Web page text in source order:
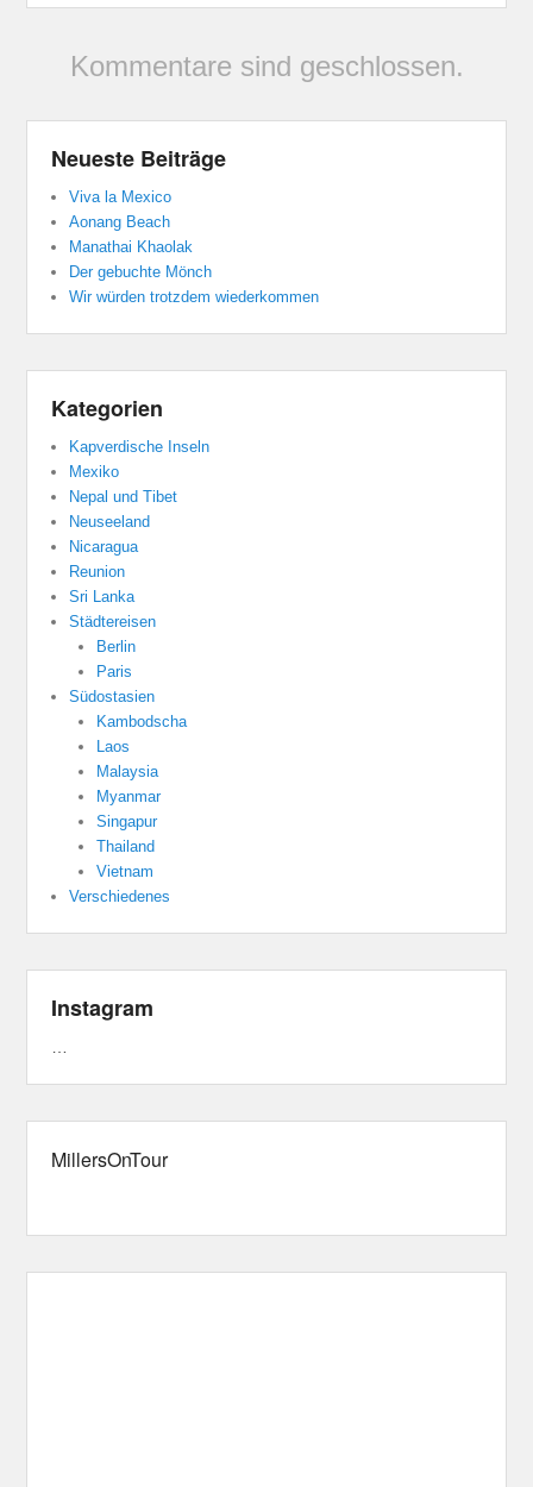
Kommentare sind geschlossen.
Neueste Beiträge
Viva la Mexico
Aonang Beach
Manathai Khaolak
Der gebuchte Mönch
Wir würden trotzdem wiederkommen
Kategorien
Kapverdische Inseln
Mexiko
Nepal und Tibet
Neuseeland
Nicaragua
Reunion
Sri Lanka
Städtereisen
Berlin
Paris
Südostasien
Kambodscha
Laos
Malaysia
Myanmar
Singapur
Thailand
Vietnam
Verschiedenes
Instagram
MillersOnTour